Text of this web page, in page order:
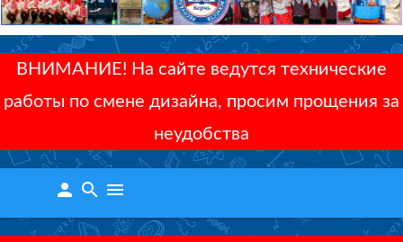
ВНИМАНИЕ! На сайте ведутся технические
работы по смене дизайна, просим прощения за
неудобства
person search menu